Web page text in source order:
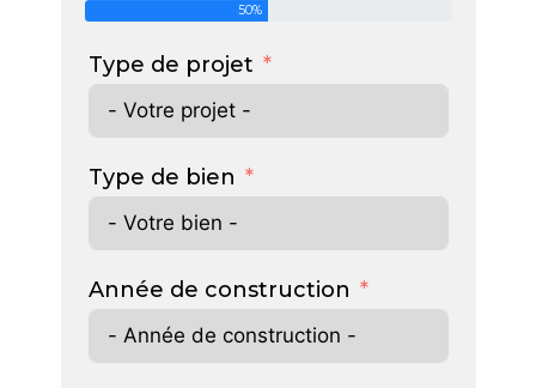
50%
Type de projet
Type de bien
Année de construction